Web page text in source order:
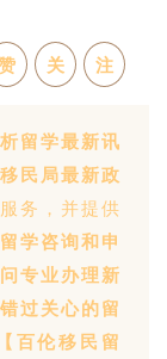
关 注
留学最新讯
民局最新政
务，并提供
学咨询和申
专业办理新
过关心的留
百伦移民留